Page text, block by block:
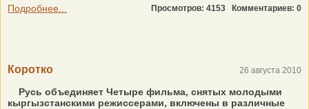
Подробнее...
Просмотров: 4153 Комментариев: 0
Коротко 26 августа 2010
Русь объединяет Четыре фильма, снятых молодыми
кыргызстанскими режиссерами, включены в различные